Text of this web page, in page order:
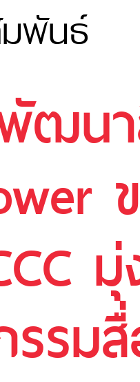
มพันธ์
ฒนา
รม